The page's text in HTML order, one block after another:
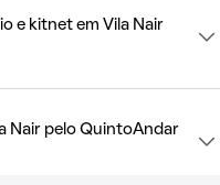
e kitnet em Vila Nair
Nair pelo QuintoAndar